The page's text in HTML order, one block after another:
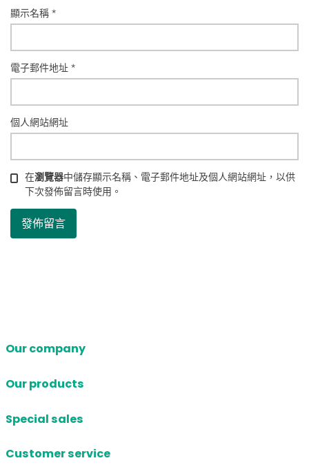
顯示名稱*
電子郵件地址*
個人網站網址
在瀏覽器中儲存顯示名稱、電子郵件地址及個人網站網址，以供
下次發佈留言時使用。
Our company
Our products
Special sales
Customer service